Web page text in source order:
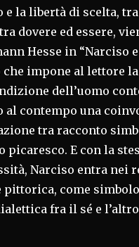
e la libertà di scelta,
dovere ed essere,
Hesse in “Narciso e
che impone al lettore
dell’uomo
al contempo una
tra racconto
picaresco. E con la
Narciso entra nei
pittorica, come
fra il sé e